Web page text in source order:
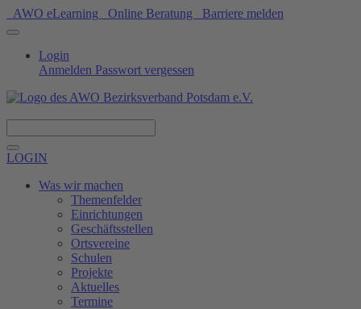
AWO eLearning Online Beratung Barriere melden
Login
Anmelden Passwort vergessen
LOGIN
Was wir machen
Themenfelder
Einrichtungen
Geschäftsstellen
Ortsvereine
Schulen
Projekte
Aktuelles
Termine